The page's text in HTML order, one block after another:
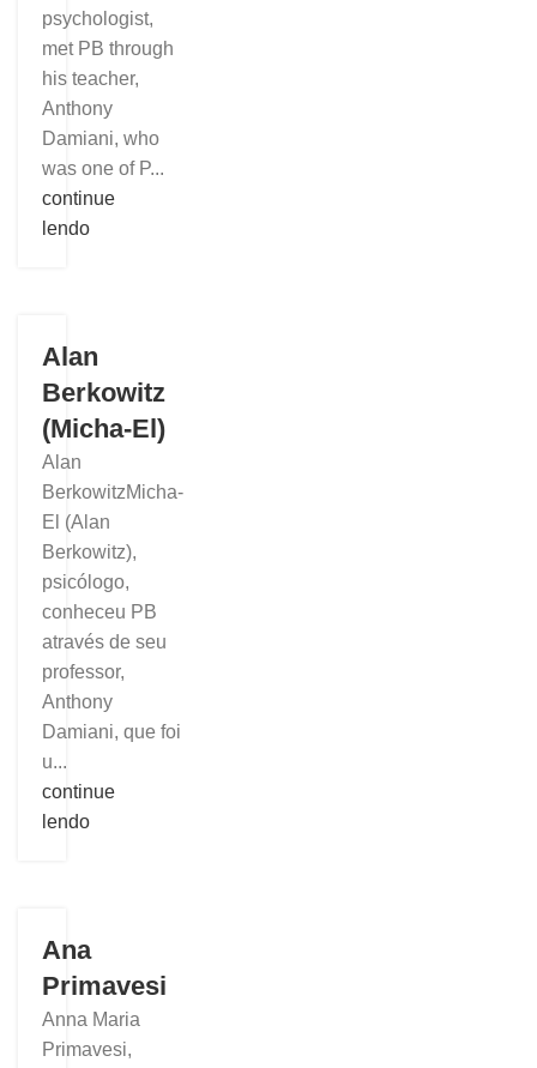
psychologist,
met PB through
his teacher,
Anthony
Damiani, who
was one of P...
continue
lendo
Alan
Berkowitz
(Micha-El)
Alan
BerkowitzMicha-
El (Alan
Berkowitz),
psicólogo,
conheceu PB
através de seu
professor,
Anthony
Damiani, que foi
u...
continue
lendo
Ana
Primavesi
Anna Maria
Primavesi,